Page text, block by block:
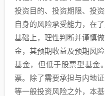
投资目的、投资期限、投
自身的风险承受能力，在
基础上，理性判断并谨慎
金，其预期收益及预期风
基金，但低于股票型基金
票。除了需要承担与内地
等一般投资风险之外，本